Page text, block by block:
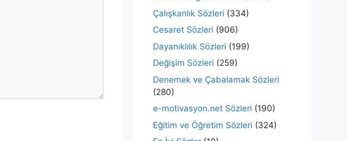
Çalışkanlık Sözleri (334)
Cesaret Sözleri (906)
Dayanıklılık Sözleri (199)
Değişim Sözleri (259)
Denemek ve Çabalamak Sözleri
(280)
e-motivasyon.net Sözleri (190)
Eğitim ve Öğretim Sözleri (324)